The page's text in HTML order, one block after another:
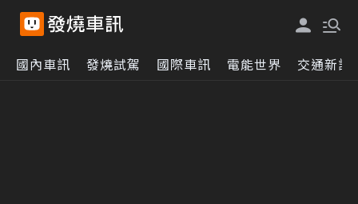
國內車訊 發燒試駕 國際車訊 電能世界 交通新訊